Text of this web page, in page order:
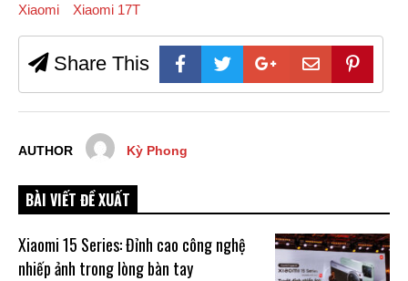
Xiaomi Xiaomi 17T
Share This
AUTHOR Kỳ Phong
BÀI VIẾT ĐỀ XUẤT
Xiaomi 15 Series: Đỉnh cao công nghệ
nhiếp ảnh trong lòng bàn tay